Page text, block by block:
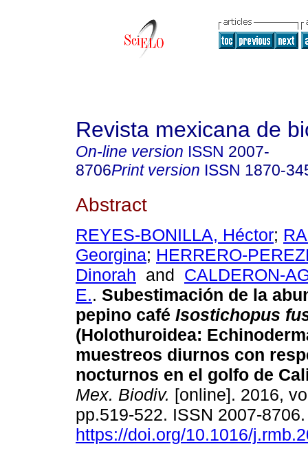
Revista mexicana de
On-line version ISSN 2007-
8706Print version ISSN 1870-
Abstract
REYES-BONILLA, Héctor;
Georgina; HERRERO-
Dinorah and CALDERON-
E.. Subestimación de la
pepino café Isostichopus
(Holothuroidea:
muestreos diurnos con
nocturnos en el golfo de
Mex. Biodiv. [online]. 2016,
pp.519-522. ISSN 2007-
https://doi.org/10.1016/